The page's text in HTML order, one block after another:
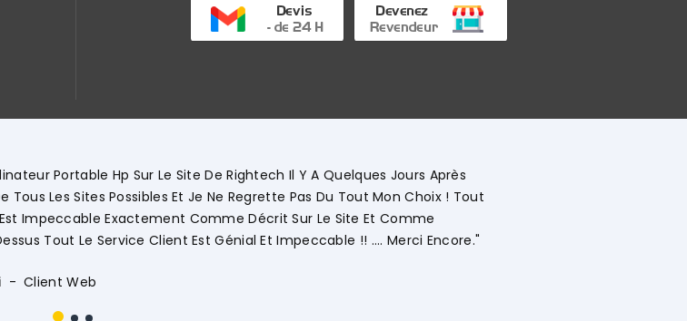
Jours Après
Mon Choix ! Tout
Et Comme
.... Merci Encore."